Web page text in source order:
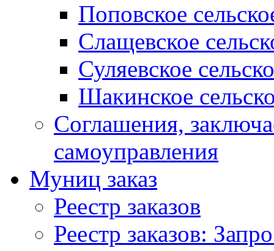
Поповское
Слащевское
Суляевское
Шакинское
Соглашения,
самоуправления
Муниц заказ
Реестр заказов
Реестр заказов: